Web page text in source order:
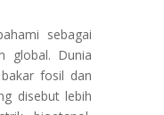
sebagai
global. Dunia
fosil dan
disebut lebih